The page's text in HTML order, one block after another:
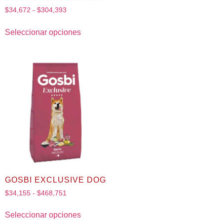
$34,672 - $304,393
Seleccionar opciones
GOSBI EXCLUSIVE DOG
$34,155 - $468,751
Seleccionar opciones